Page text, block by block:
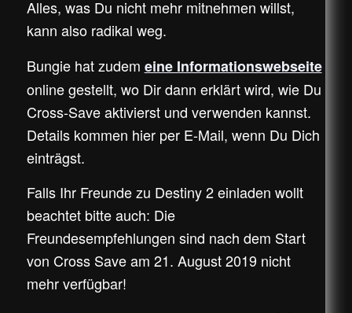
Alles, was Du nicht mehr mitnehmen willst,
kann also radikal weg.
Bungie hat zudem eine Informationswebseite
online gestellt, wo Dir dann erklärt wird, wie Du
Cross-Save aktivierst und verwenden kannst.
Details kommen hier per E-Mail, wenn Du Dich
einträgst.
Falls Ihr Freunde zu Destiny 2 einladen wollt
beachtet bitte auch: Die
Freundesempfehlungen sind nach dem Start
von Cross Save am 21. August 2019 nicht
mehr verfügbar!